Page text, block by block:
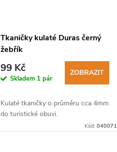
Tkaničky kulaté Duras černý
žebřík
99 Kč
Skladem 1 pár
ZOBRAZIT
Kulaté tkaničky o průměru cca 4mm
do turistické obuvi.
Kód:040071